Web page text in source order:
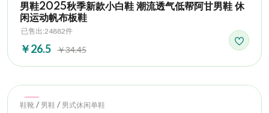
男鞋2025秋季新款小白鞋 潮流透气低帮阿甘男鞋 休
闲运动帆布板鞋
已售出:24882件
￥26.5 ￥34.45
Hot
鞋靴 / 男鞋 / 男式休闲单鞋